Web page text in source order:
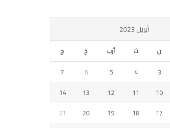
أبريل 2023
ن ث أرب خ ج
3
4
5
6
7
10
11
12
13
14
17
18
19
20
21